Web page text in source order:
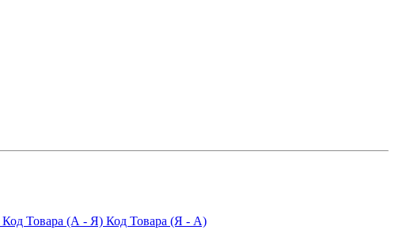
Код Товара (А - Я) Код Товара (Я - А)